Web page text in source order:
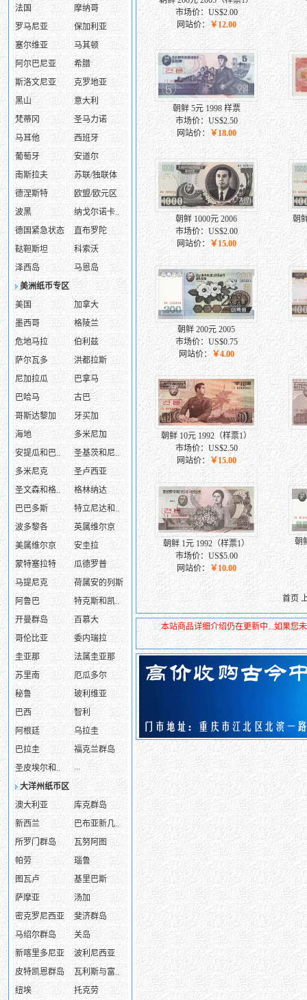
法国
摩纳哥
罗马尼亚
保加利亚
塞尔维亚
马其顿
阿尔巴尼亚
希腊
斯洛文尼亚
克罗地亚
黑山
意大利
梵蒂冈
圣马力诺
马耳他
西班牙
葡萄牙
安道尔
南斯拉夫
苏联/独联体
德涅斯特
欧盟/欧元区
波黑
纳戈尔诺卡..
德国紧急状态
直布罗陀
鞑靼斯坦
科索沃
泽西岛
马恩岛
美洲纸币专区
美国
加拿大
墨西哥
格陵兰
危地马拉
伯利兹
萨尔瓦多
洪都拉斯
尼加拉瓜
巴拿马
巴哈马
古巴
哥斯达黎加
牙买加
海地
多米尼加
安提瓜和巴..
圣基茨和尼..
多米尼克
圣卢西亚
圣文森和格..
格林纳达
巴巴多斯
特立尼达和..
波多黎各
英属维尔京
美属维尔京
安圭拉
蒙特塞拉特
瓜德罗普
马提尼克
荷属安的列斯
阿鲁巴
特克斯和凯..
开曼群岛
百慕大
哥伦比亚
委内瑞拉
圭亚那
法属圭亚那
苏里南
厄瓜多尔
秘鲁
玻利维亚
巴西
智利
阿根廷
乌拉圭
巴拉圭
福克兰群岛
圣皮埃尔和..
...
大洋州纸币区
澳大利亚
库克群岛
新西兰
巴布亚新几..
所罗门群岛
瓦努阿图
帕劳
瑙鲁
图瓦卢
基里巴斯
萨摩亚
汤加
密克罗尼西亚
斐济群岛
马绍尔群岛
关岛
新喀里多尼亚
波利尼西亚
皮特凯恩群岛
瓦利斯与富..
纽埃
托克劳
市场价：US$2.00
网站价：￥12.00
朝鲜 5元 1998 样票
市场价：US$2.50
网站价：￥18.00
朝鲜 1000元 2006
市场价：US$2.00
网站价： ￥15.00
朝
朝鲜 200元 2005
市场价：US$0.75
网站价： ￥4.00
朝鲜 10元 1992（样票1）
市场价：US$2.50
网站价： ￥15.00
朝鲜 1元 1992（样票1）
市场价：US$5.00
网站价： ￥10.00
朝
首页
本站商品详细介绍仍在更新中...如果您